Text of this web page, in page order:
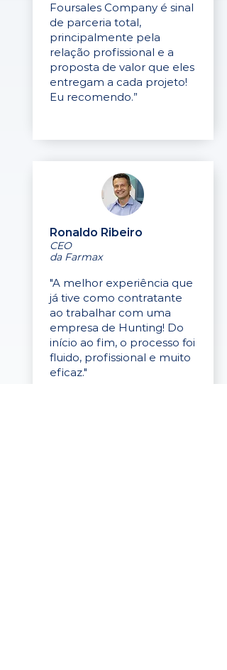
Foursales Company é sinal
de parceria total,
principalmente pela
relação profissional e a
proposta de valor que eles
entregam a cada projeto!
Eu recomendo.”
Ronaldo Ribeiro
CEO
da Farmax
"A melhor experiência que
já tive como contratante
ao trabalhar com uma
empresa de Hunting! Do
início ao fim, o processo foi
fluido, profissional e muito
eficaz."